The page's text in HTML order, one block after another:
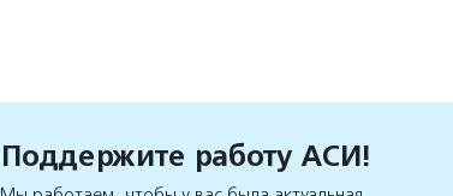
Поддержите работу АСИ!